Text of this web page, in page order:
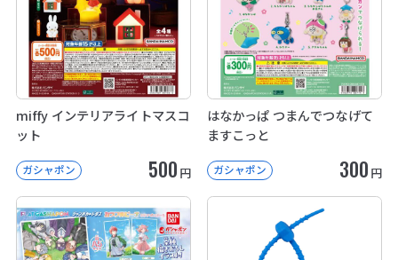
miffy インテリアライトマスコ
ット
ガシャポン 500 円
はなかっぱ つまんでつなげて
ますこっと
ガシャポン 300 円